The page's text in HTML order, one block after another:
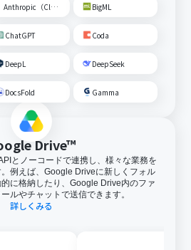
Anthropic（Claude） BigML
ChatGPT Coda
DeepL DeepSeek
DocsFold Gamma
Drive™
とノーコードで連携し、様々な業務を
例えば、Google Driveに新しくフォル
に格納したり、Google Drive内のファ
ルやチャットで送信できます。
詳しくみる